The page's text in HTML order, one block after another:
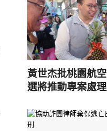
黃世杰批桃園航
選將推動專案處理